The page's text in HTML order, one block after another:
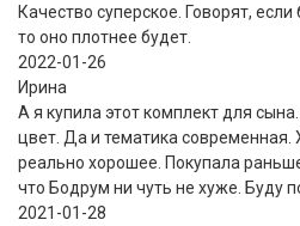
Качество суперское. Говорят,
то оно плотнее будет.
2022-01-26
Ирина
А я купила этот комплект для
цвет. Да и тематика современная.
реально хорошее. Покупала
что Бодрум ни чуть не хуже. Буду
2021-01-28